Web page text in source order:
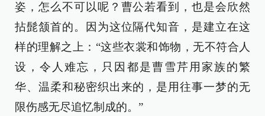
姿，怎么不可以呢？曹公若看到，也是会欣然
拈髭颔首的。因为这位隔代知音，是建立在这
样的理解之上：“这些衣裳和饰物，无不符合人
设，令人难忘，只因都是曹雪芹用家族的繁
华、温柔和秘密织出来的，是用往事一梦的无
限伤感无尽追忆制成的。”